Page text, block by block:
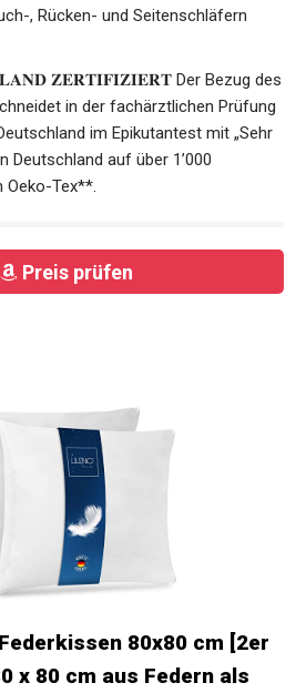
, Rücken- und Seitenschläfern
𝐙𝐄𝐑𝐓𝐈𝐅𝐈𝐙𝐈𝐄𝐑𝐓 Der Bezug des
in der fachärztlichen Prüfung
im Epikutantest mit „Sehr
Deutschland auf über 1’000
Oeko-Tex**.
Preis prüfen
Federkissen 80x80 cm [2er
x 80 cm aus Federn als